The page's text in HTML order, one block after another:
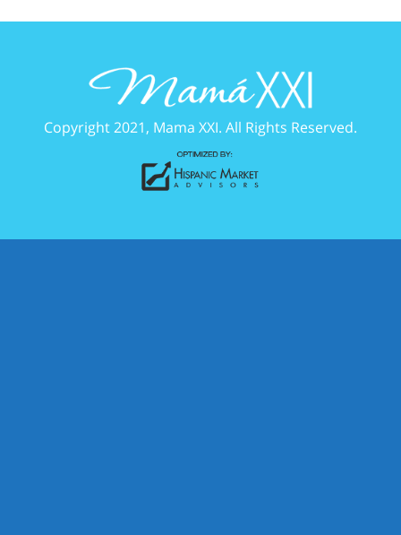
Copyright 2021, Mama XXI. All Rights Reserved.